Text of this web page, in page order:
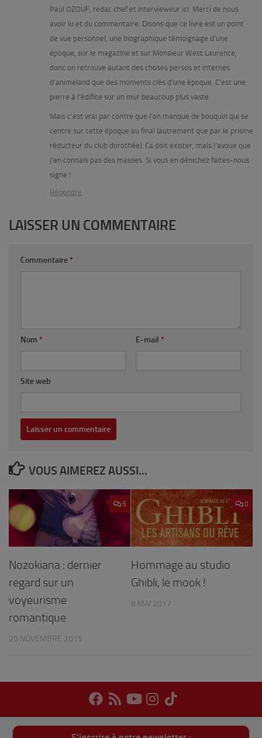
Paul OZOUF, redac chef et intervieweur ici. Merci de nous
avoir lu et du commentaire. Disons que ce livre est un point
de vue personnel, une biographique témoignage d’une
époque, sur le magazine et sur Monsieur West Laurence,
donc on retrouve autant des choses persos et internes
d’animeland que des moments clés d’une époque. C’est une
pierre à l’édifice sur un mur beaucoup plus vaste.
Mais c’est vrai par contre que l’on manque de bouquin qui se
centre sur cette époque au final (autrement que par le prisme
réducteur du club dorothée). Ca doit exister, mais j’avoue que
j’en connais pas des masses. Si vous en dénichez faites-nous
signe !
Répondre
LAISSER UN COMMENTAIRE
Commentaire *
Nom * E-mail *
Site web
VOUS AIMEREZ AUSSI...
5
Nozokiana : dernier
regard sur un
voyeurisme
romantique
20 NOVEMBRE 2015
0
Hommage au studio
Ghibli, le mook !
8 MAI 2017